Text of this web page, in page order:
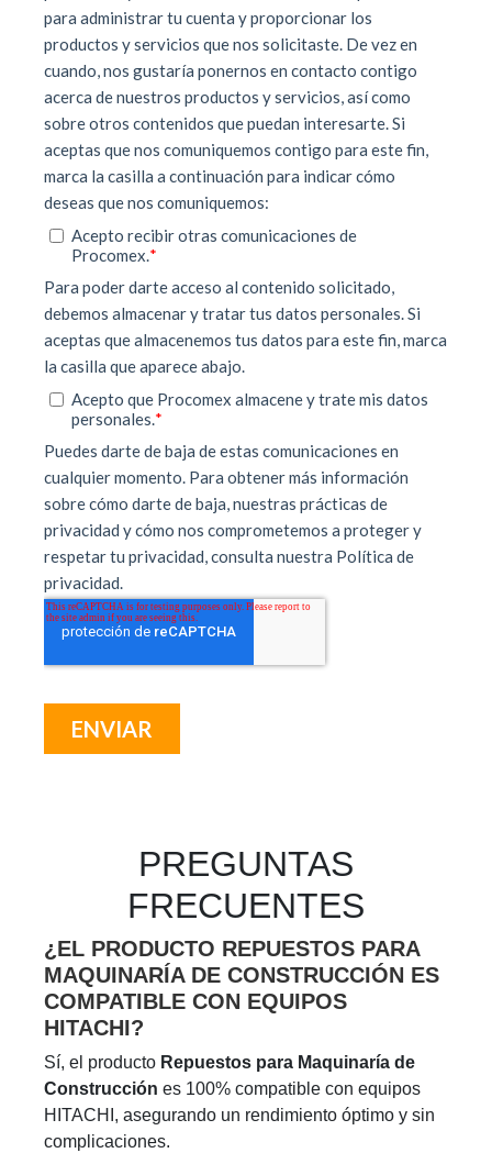
PREGUNTAS
FRECUENTES
¿EL PRODUCTO REPUESTOS PARA
MAQUINARÍA DE CONSTRUCCIÓN ES
COMPATIBLE CON EQUIPOS
HITACHI?
Sí, el producto Repuestos para Maquinaría de
Construcción es 100% compatible con equipos
HITACHI, asegurando un rendimiento óptimo y sin
complicaciones.